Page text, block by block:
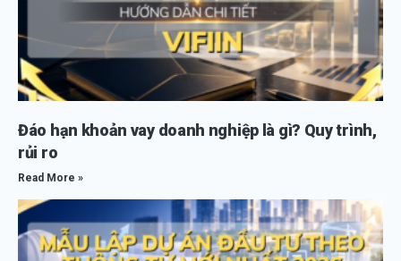
Đáo hạn khoản vay doanh nghiệp là gì? Quy trình,
rủi ro
Read More »